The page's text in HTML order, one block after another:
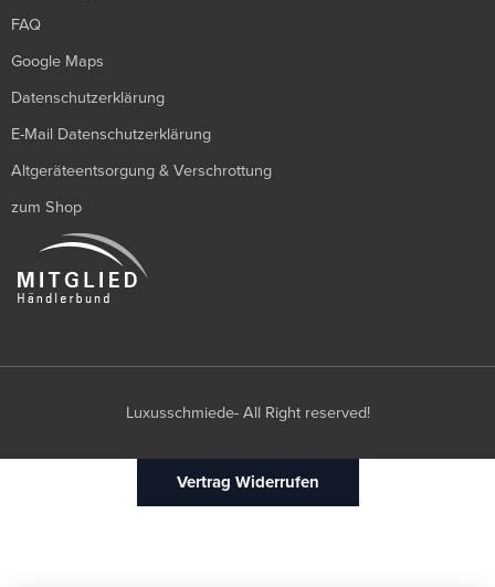
FAQ
Google Maps
Datenschutzerklärung
E-Mail Datenschutzerklärung
Altgeräteentsorgung & Verschrottung
zum Shop
Luxusschmiede- All Right reserved!
Vertrag Widerrufen